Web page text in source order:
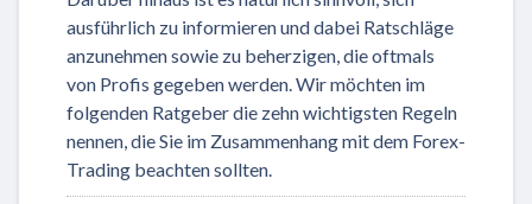
ausführlich zu informieren und dabei Ratschläge
anzunehmen sowie zu beherzigen, die oftmals
von Profis gegeben werden. Wir möchten im
folgenden Ratgeber die zehn wichtigsten Regeln
nennen, die Sie im Zusammenhang mit dem Forex-
Trading beachten sollten.